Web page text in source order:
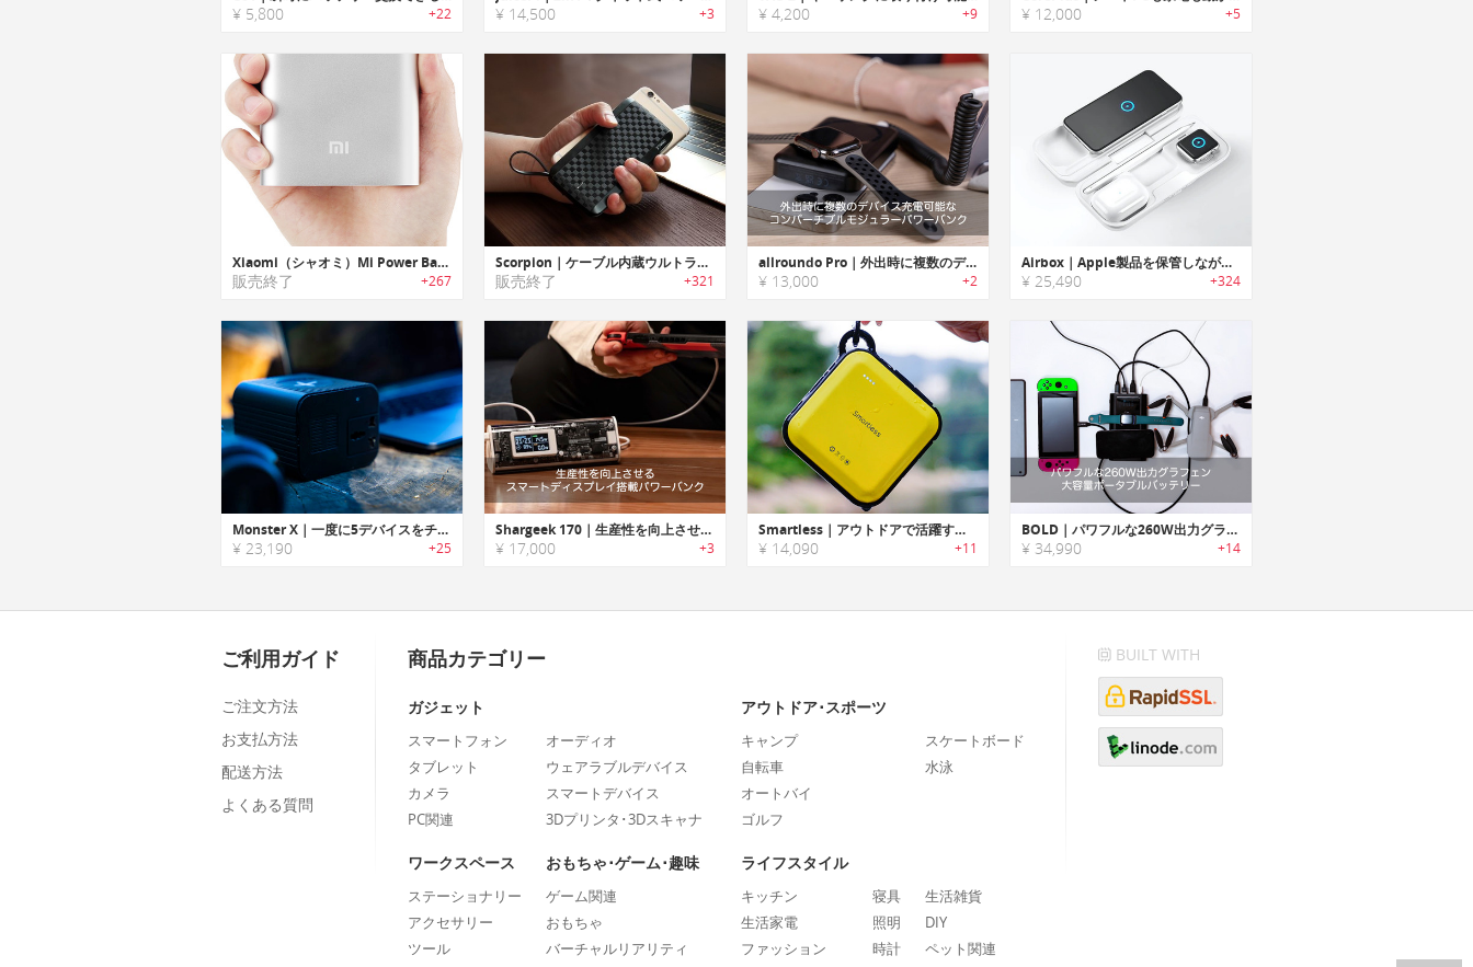
¥ 5,800 +22 ¥ 14,500 +3 ¥ 4,200 +9 ¥ 12,000 +5
Xiaomi（シャオミ）Mi Power Bank｜10400mAhの大容量モバイルバッテリー「ミ・パワーバンク」
販売終了 +267
Scorpion｜ケーブル内蔵ウルトラスリムパワーバンク「スコーピオン」
販売終了 +321
allroundo Pro｜外出時に複数のデバイス充電可能なコンバーチブルモジュラーパワーバンク
¥ 13,000 +2
Airbox｜Apple製品を保管しながら充電可能なワイヤレス充電ステーション「エアボックス」
¥ 25,490 +324
Monster X｜一度に5デバイスをチャージ可能なポータブル大容量パワーステーション「モンスターX」
¥ 23,190 +25
Shargeek 170｜生産性を向上させるスマートディスプレイ搭載パワーバンク
¥ 17,000 +3
Smartless｜アウトドアで活躍するタフユース防水ポータブルバッテリー「スマートレス」
¥ 14,090 +11
BOLD｜パワフルな260W出力グラフェン大容量ポータブルバッテリー「ボールド」
¥ 34,990 +14
ご利用ガイド
ご注文方法
お支払方法
配送方法
よくある質問
商品カテゴリー
ガジェット
スマートフォン
タブレット
カメラ
PC関連
オーディオ
ウェアラブルデバイス
スマートデバイス
3Dプリンタ･3Dスキャナ
アウトドア･スポーツ
キャンプ
自転車
オートバイ
ゴルフ
スケートボード
水泳
ワークスペース
ステーショナリー
アクセサリー
ツール
おもちゃ･ゲーム･趣味
ゲーム関連
おもちゃ
バーチャルリアリティ
ライフスタイル
キッチン
生活家電
ファッション
寝具
照明
時計
生活雑貨
DIY
ペット関連
BUILT WITH